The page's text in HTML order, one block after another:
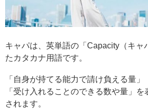
キャパは、英単語の「Capacity（キャ
たカタカナ用語です。
「自身が持てる能力で請け負える量」
「受け入れることのできる数や量」を
されます。